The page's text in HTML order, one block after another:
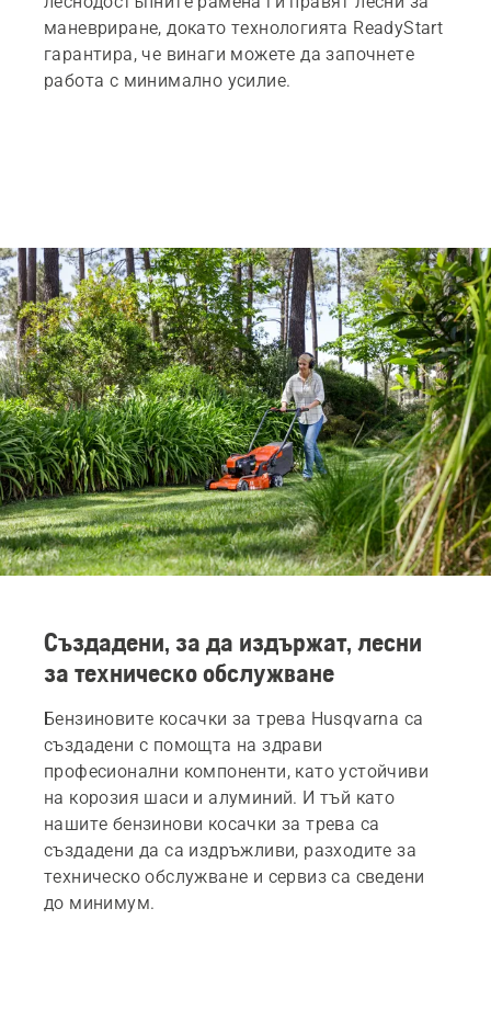
маневриране, докато технологията ReadyStart
гарантира, че винаги можете да започнете
работа с минимално усилие.
Създадени, за да издържат, лесни
за техническо обслужване
Бензиновите косачки за трева Husqvarna са
създадени с помощта на здрави
професионални компоненти, като устойчиви
на корозия шаси и алуминий. И тъй като
нашите бензинови косачки за трева са
създадени да са издръжливи, разходите за
техническо обслужване и сервиз са сведени
до минимум.